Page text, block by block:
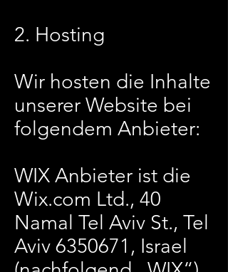
2. Hosting
Wir hosten die Inhalte
unserer Website bei
folgendem Anbieter:
WIX Anbieter ist die
Wix.com Ltd., 40
Namal Tel Aviv St., Tel
Aviv 6350671 , Israel